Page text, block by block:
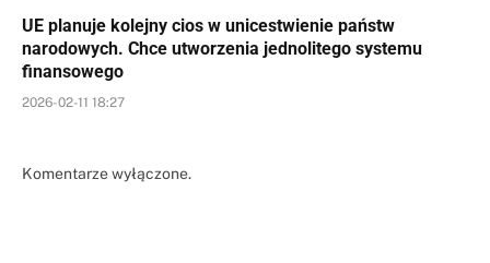
UE planuje kolejny cios w unicestwienie państw
narodowych. Chce utworzenia jednolitego systemu
finansowego
2026-02-11 18:27
Komentarze wyłączone.